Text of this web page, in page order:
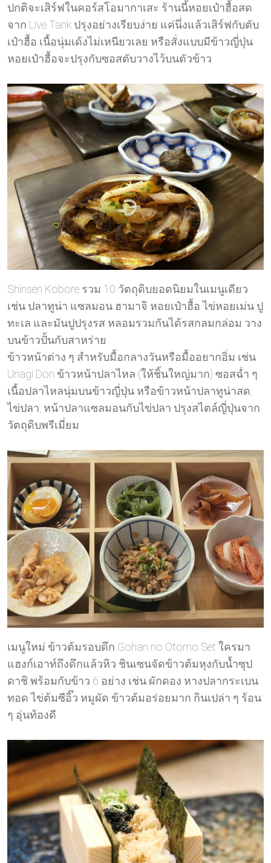
ปกติจะเสิร์ฟในคอร์สโอมากาเสะ ร้านนี้หอยเป๋าฮื้อสด
จาก Live Tank ปรุงอย่างเรียบง่าย แค่นึ่งแล้วเสิร์ฟกับตับ
เป๋าฮื้อ เนื้อนุ่มเด้งไม่เหนียวเลย หรือสั่งแบบมีข้าวญี่ปุ่น
หอยเป๋าฮื้อจะปรุงกับซอสตับวางไว้บนตัวข้าว
Shinsen Kobore รวม 10 วัตถุดิบยอดนิยมในเมนูเดียว
เช่น ปลาทูน่า แซลมอน ฮามาจิ หอยเป๋าฮื้อ ไข่หอยเม่น ปู
ทะเล และมันปูปรุงรส หลอมรวมกันได้รสกลมกล่อม วาง
บนข้าวปั้นกับสาหร่าย
ข้าวหน้าต่าง ๆ สำหรับมื้อกลางวันหรือมื้ออยากอิ่ม เช่น
Unagi Don ข้าวหน้าปลาไหล (ให้ชิ้นใหญ่มาก) ซอสฉ่ำ ๆ
เนื้อปลาไหลนุ่มบนข้าวญี่ปุ่น หรือข้าวหน้าปลาทูน่าสด,
ไข่ปลา, หน้าปลาแซลมอนกับไข่ปลา ปรุงสไตล์ญี่ปุ่นจาก
วัตถุดิบพรีเมี่ยม
เมนูใหม่ ข้าวต้มรอบดึก Gohan no Otomo Set ใครมา
แฮงก์เอาท์ถึงดึกแล้วหิว ชินเซนจัดข้าวต้มหุงกับน้ำซุป
ดาชิ พร้อมกับข้าว 6 อย่าง เช่น ผักดอง หางปลากระเบน
ทอด ไข่ต้มซีอิ๊ว หมูผัด ข้าวต้มอร่อยมาก กินเปล่า ๆ ร้อน
ๆ อุ่นท้องดี